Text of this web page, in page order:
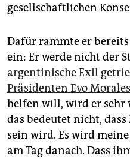
gesellschaftlichen
Dafür rammte er
ein: Er werde nicht der
argentinische Exil
Präsidenten Evo Morales
helfen will, wird er sehr
das bedeutet nicht,
sein wird. Es wird meine
am Tag danach. Dass